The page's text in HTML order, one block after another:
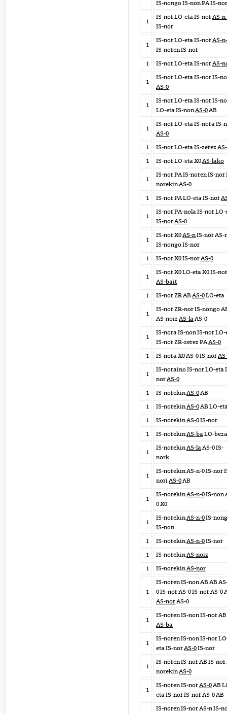
IS-nongo IS-non PA IS-
1
IS-nor LO-eta IS-norAS-
IS-nor
1
IS-nor LO-eta IS-norAS-
IS-noren IS-nor
1
IS-nor LO-eta IS-norAS-
1
IS-nor LO-eta IS-nor IS-
AS-0
1
IS-nor LO-eta IS-nor IS-
LO-eta IS-nonAS-0AB
1
IS-nor LO-eta IS-nora IS-
AS-0
1
IS-nor LO-eta IS-zerez
1
IS-nor LO-eta X0AS-lako
1
IS-nor PA IS-noren IS-nor
norekinAS-0
1
IS-nor PA LO-eta IS-nor
1
IS-nor PA-nola IS-nor LO-
IS-norAS-0
1
IS-nor X0AS-nIS-nor AS-
IS-nongo IS-nor
1
IS-nor X0 IS-norAS-0
1
IS-nor X0 LO-eta X0 IS-nor
AS-bait
1
IS-nor ZR AB AS-0LO-eta
1
IS-nor ZR-nor IS-nongo
AS-noiz AS-laAS-0
1
IS-nora IS-non IS-nor LO-
IS-nor ZR-zerez PAAS-0
1
IS-nora X0 AS-0 IS-nor
1
IS-noraino IS-nor LO-eta
norAS-0
1
IS-norekinAS-0AB
1
IS-norekinAS-0AB LO-
1
IS-norekinAS-0IS-nor
1
IS-norekinAS-baLO-
1
IS-norekinAS-laAS-0 IS-
nork
1
IS-norekin AS-n-0 IS-nor
noriAS-0AB
1
IS-norekinAS-n-0IS-non
0 X0
1
IS-norekinAS-n-0IS-
IS-non
1
IS-norekinAS-n-0IS-nor
1
IS-norekinAS-noiz
1
IS-norekinAS-nor
1
IS-noren IS-non AB AB
0 IS-nor AS-0 IS-nor AS-0
AS-norAS-0
1
IS-noren IS-non IS-nor AB
AS-ba
1
IS-noren IS-non IS-nor
eta IS-norAS-0IS-nor
1
IS-noren IS-nor AB IS-nor
norekinAS-0
1
IS-noren IS-norAS-0AB
eta IS-nor IS-nor AS-0 AB
IS-noren IS-nor AS-n IS-